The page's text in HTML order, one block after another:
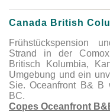
Canada British
Frühstückspension
Strand in der
Britisch Kolumbia,
Umgebung und ein
Sie. Oceanfront B& B
BC.
Copes Oceanfront